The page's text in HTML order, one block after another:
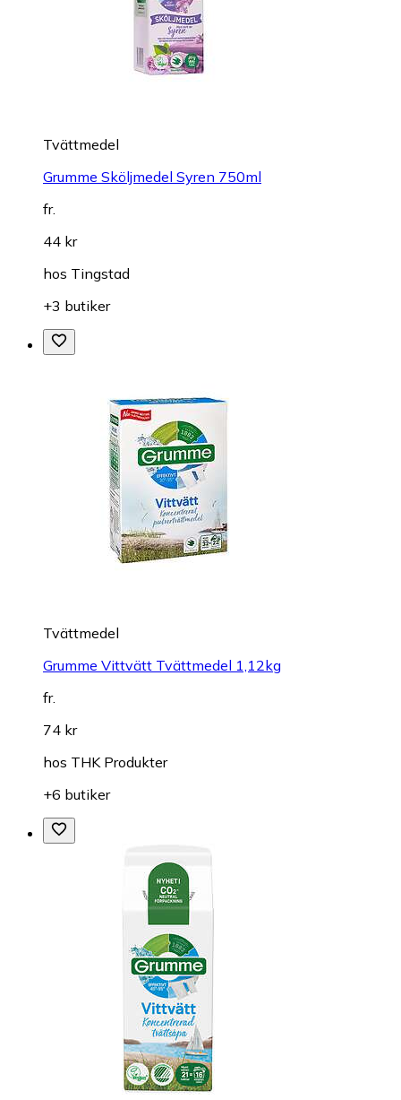
Tvättmedel
Grumme Sköljmedel Syren 750ml
fr.
44 kr
hos Tingstad
+3 butiker
Tvättmedel
Grumme Vittvätt Tvättmedel 1,12kg
fr.
74 kr
hos THK Produkter
+6 butiker